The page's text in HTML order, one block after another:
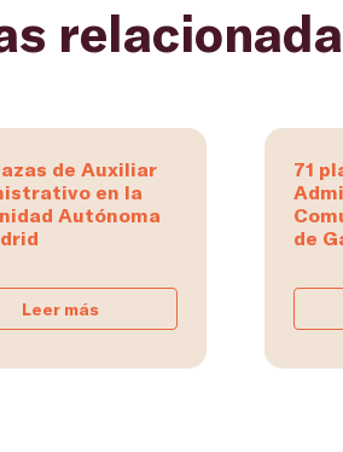
de Auxiliar
en la
Autónoma
Leer más
71
de